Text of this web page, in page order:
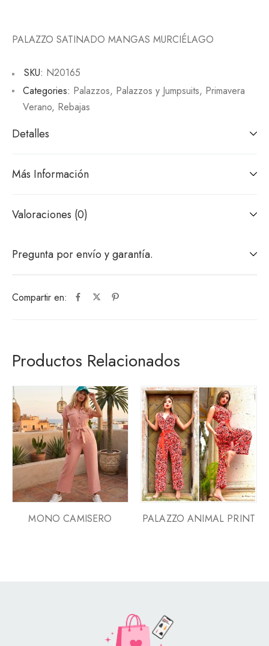
PALAZZO SATINADO MANGAS MURCIÉLAGO
Compartir en:
SKU: N20165
Categories: Palazzos, Palazzos y Jumpsuits, Primavera
Verano, Rebajas
Detalles
Más Información
Valoraciones (0)
Pregunta por envío y garantía.
Productos Relacionados
MONO CAMISERO PALAZZO ANIMAL PRINT